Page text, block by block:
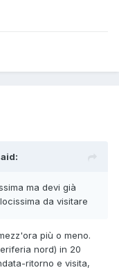
ma devi già
da visitare
più o meno.
nord) in 20
ritorno e visita,